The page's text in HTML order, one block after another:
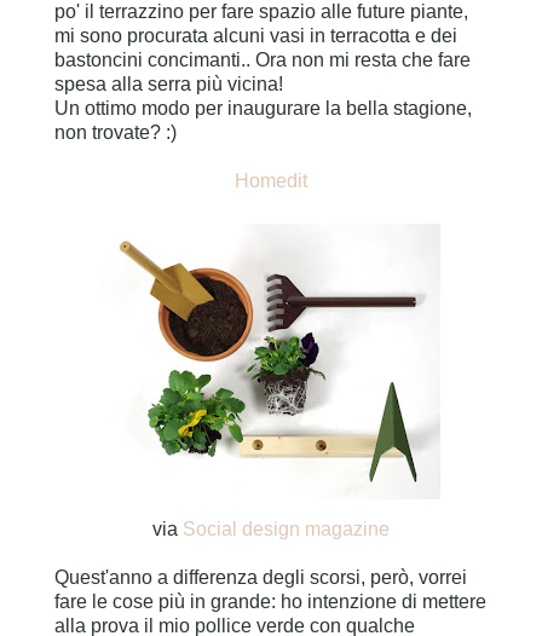
po' il terrazzino per fare spazio alle future piante,
mi sono procurata alcuni vasi in terracotta e dei
bastoncini concimanti.. Ora non mi resta che fare
spesa alla serra più vicina!
Un ottimo modo per inaugurare la bella stagione,
non trovate? :)
Homedit
via Social design magazine
Quest'anno a differenza degli scorsi, però, vorrei
fare le cose più in grande: ho intenzione di mettere
alla prova il mio pollice verde con qualche